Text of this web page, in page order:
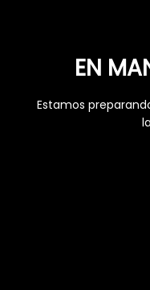
EN
Estamos